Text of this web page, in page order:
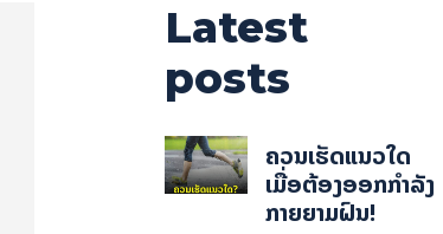
Latest
posts
ຄວນເຮັດແນວໃດ
ເມື່ອຕ້ອງອອກກຳລັງ
ກາຍຍາມຝົນ!